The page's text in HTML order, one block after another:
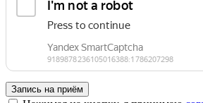
Запись на приём